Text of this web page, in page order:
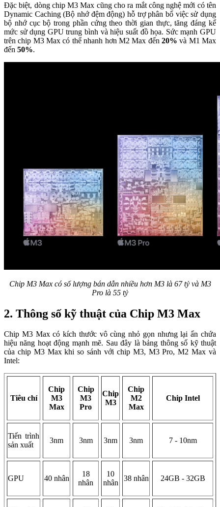
Đặc biệt, dòng chip M3 Max cũng cho ra mắt công nghệ mới có tên
Dynamic Caching (Bộ nhớ đệm động) hỗ trợ phân bổ việc sử dụng
bộ nhớ cục bộ trong phần cứng theo thời gian thực, tăng đáng kể
mức sử dụng GPU trung bình và hiệu suất đồ họa. Sức mạnh GPU
trên chip M3 Max có thể nhanh hơn M2 Max đến 20% và M1 Max
đến 50%.
Chip M3 Max có số lượng bán dẫn nhiều hơn M3 là 67 tỷ và M3
Pro là 55 tỷ
2. Thông số kỹ thuật của Chip M3 Max
Chip M3 Max có kích thước vô cùng nhỏ gọn nhưng lại ẩn chứa
hiệu năng hoạt động mạnh mẽ. Sau đây là bảng thông số kỹ thuật
của chip M3 Max khi so sánh với chip M3, M3 Pro, M2 Max và
Intel:
Tiêu chí
Chip
M3
Max
Chip
M3
Pro
Chip
M3
Chip
M2
Max
Chip Intel
Tiến trình
sản xuất
3nm 3nm 3nm 3nm 7 - 10nm
GPU 40 nhân
18
nhân
10
nhân
38 nhân 24GB - 32GB